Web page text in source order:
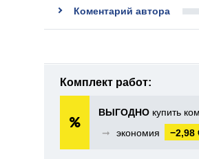
Коментарий автора
Комплект работ:
ВЫГОДНО купить
➞
экономия −2,98